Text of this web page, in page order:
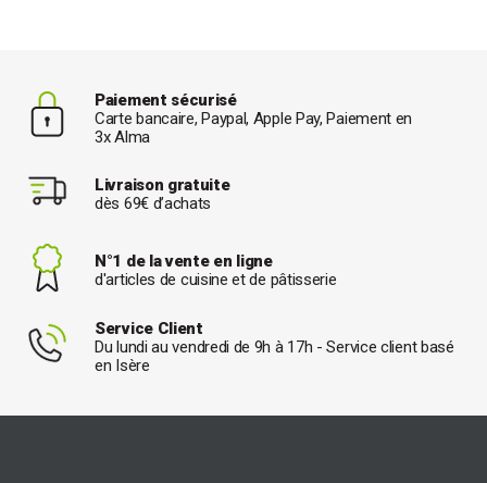
Paiement sécurisé
Carte bancaire, Paypal, Apple Pay, Paiement en
3x Alma
Livraison gratuite
dès 69€ d’achats
N°1 de la vente en ligne
d'articles de cuisine et de pâtisserie
Service Client
Du lundi au vendredi de 9h à 17h - Service client basé
en Isère